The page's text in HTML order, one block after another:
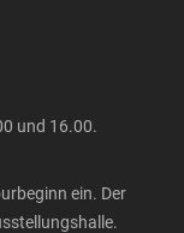
und 16.00.
ein. Der